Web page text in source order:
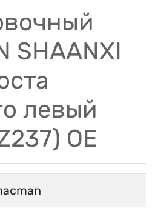
SHAANXI
левый
OE